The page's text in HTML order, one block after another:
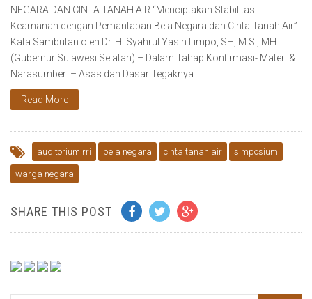
NEGARA DAN CINTA TANAH AIR “Menciptakan Stabilitas
Keamanan dengan Pemantapan Bela Negara dan Cinta Tanah Air”
Kata Sambutan oleh Dr. H. Syahrul Yasin Limpo, SH, M.Si, MH
(Gubernur Sulawesi Selatan) – Dalam Tahap Konfirmasi- Materi &
Narasumber: – Asas dan Dasar Tegaknya…
Read More
auditorium rri bela negara cinta tanah air simposium
warga negara
SHARE THIS POST